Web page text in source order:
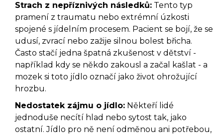
Strach z nepříznivých následků: Tento typ
pramení z traumatu nebo extrémní úzkosti
spojené s jídelním procesem. Pacient se bojí, že se
udusí, zvrací nebo zažije silnou bolest břicha.
Často stačí jedna špatná zkušenost v dětství -
například kdy se někdo zakousl a začal kašlat - a
mozek si toto jídlo označí jako život ohrožující
hrozbu.
Nedostatek zájmu o jídlo: Někteří lidé
jednoduše necítí hlad nebo sytost tak, jako
ostatní. Jídlo pro ně není odměnou ani potřebou,